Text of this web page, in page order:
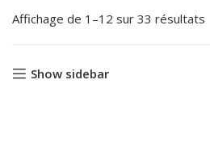
Affichage de 1–12 sur 33 résultats
Show sidebar